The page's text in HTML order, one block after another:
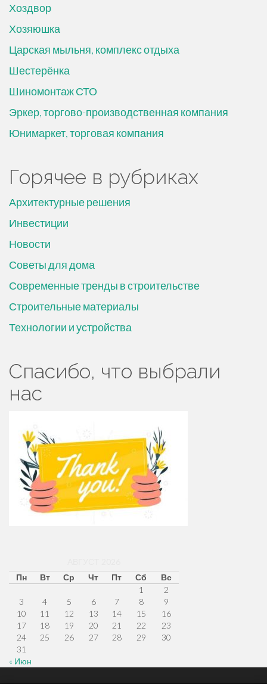
Хоздвор
Хозяюшка
Царская мыльня, комплекс отдыха
Шестерёнка
Шиномонтаж СТО
Эркер, торгово-производственная компания
Юнимаркет, торговая компания
Горячее в рубриках
Архитектурные решения
Инвестиции
Новости
Советы для дома
Современные тренды в строительстве
Строительные материалы
Технологии и устройства
Спасибо, что выбрали
нас
Пн
Вт Ср Чт Пт Сб
Вс
1
2
3
4 5 6 7 8
9
10
11 12 13 14 15
16
17
18 19 20 21 22
23
24
25 26 27 28 29
30
31
« Июн